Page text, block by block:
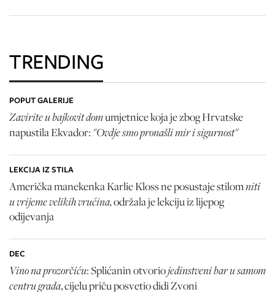
TRENDING
POPUT GALERIJE
Zavirite u bajkovit domumjetnice koja je zbog Hrvatske
napustila Ekvador: "Ovdje smo pronašli mir i sigurnost"
LEKCIJA IZ STILA
Američka manekenka Karlie Kloss ne posustaje stilomniti
u vrijeme velikih vrućina,održala je lekciju iz lijepog
odijevanja
DEC
Vino na prozorčiću: Splićanin otvoriojedinstveni bar u samom
centru grada, cijelu priču posvetio didi Zvoni